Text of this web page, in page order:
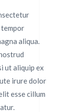
tempor
aliqua.
ut aliquip ex
irure dolor
esse cillum